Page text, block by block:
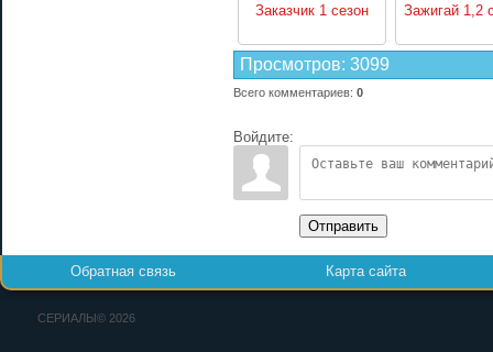
Заказчик 1 сезон Зажигай 1,2
Просмотров: 3099
Всего комментариев: 0
Войдите:
Отправить
Обратная связь Карта сайта
СЕРИАЛЫ© 2026